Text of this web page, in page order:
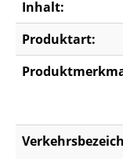
Inhalt:
Produktart: